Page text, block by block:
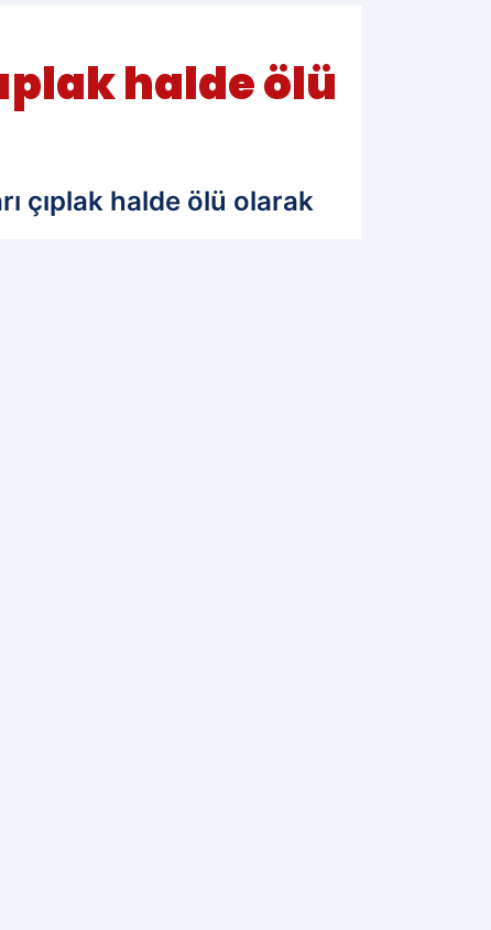
halde ölü
çıplak halde ölü olarak